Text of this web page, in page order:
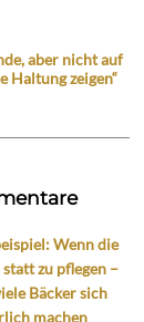
aber nicht auf
Haltung zeigen“
Wenn die
zu pflegen –
Bäcker sich
machen